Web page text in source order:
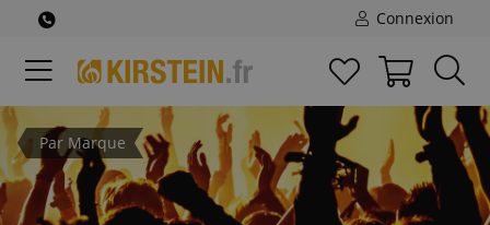
Connexion
Par Marque